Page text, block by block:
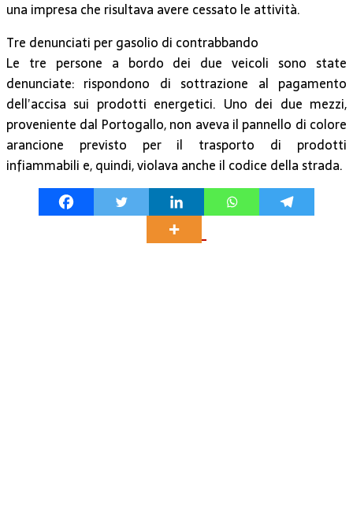
una impresa che risultava avere cessato le attività.
Tre denunciati per gasolio di contrabbando
Le tre persone a bordo dei due veicoli sono state
denunciate: rispondono di sottrazione al pagamento
dell’accisa sui prodotti energetici. Uno dei due mezzi,
proveniente dal Portogallo, non aveva il pannello di colore
arancione previsto per il trasporto di prodotti
infiammabili e, quindi, violava anche il codice della strada.